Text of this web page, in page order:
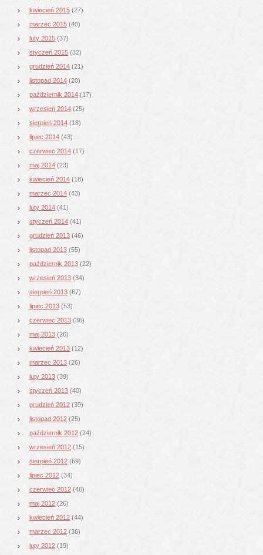
kwiecień 2015 (27)
marzec 2015 (40)
luty 2015 (37)
styczeń 2015 (32)
grudzień 2014 (21)
listopad 2014 (20)
październik 2014 (17)
wrzesień 2014 (25)
sierpień 2014 (18)
lipiec 2014 (43)
czerwiec 2014 (17)
maj 2014 (23)
kwiecień 2014 (18)
marzec 2014 (43)
luty 2014 (41)
styczeń 2014 (41)
grudzień 2013 (46)
listopad 2013 (55)
październik 2013 (22)
wrzesień 2013 (34)
sierpień 2013 (67)
lipiec 2013 (53)
czerwiec 2013 (36)
maj 2013 (26)
kwiecień 2013 (12)
marzec 2013 (26)
luty 2013 (39)
styczeń 2013 (40)
grudzień 2012 (39)
listopad 2012 (25)
październik 2012 (24)
wrzesień 2012 (15)
sierpień 2012 (69)
lipiec 2012 (34)
czerwiec 2012 (46)
maj 2012 (26)
kwiecień 2012 (44)
marzec 2012 (36)
luty 2012 (19)